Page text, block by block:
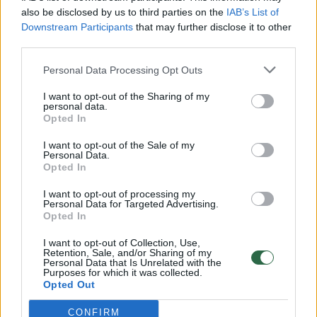
also be disclosed by us to third parties on the IAB’s List of
Downstream Participants that may further disclose it to other
Personal Data Processing Opt Outs
I want to opt-out of the Sharing of my
personal data.
Opted In
I want to opt-out of the Sale of my
Personal Data.
Opted In
I want to opt-out of processing my
Personal Data for Targeted Advertising.
Opted In
I want to opt-out of Collection, Use,
Retention, Sale, and/or Sharing of my
Personal Data that Is Unrelated with the
Purposes for which it was collected.
Opted Out
CONFIRM
Žinios | Lietuvos diena
00:00:57
Savaitės vidurys nusimato karštas: temperatūra kils iki
32 laipsnių šilumos
Žinios | Orai
00:00:59
Nufilmavo, kaip patvino Vilniaus Vakarinis aplinkkelis:
Žinios | Lietuvos diena
V. Zalužno pasisakymą laiko bandymu įsitvirtinti
Ukrainos politikoje: jis yra neteisus
Laidos